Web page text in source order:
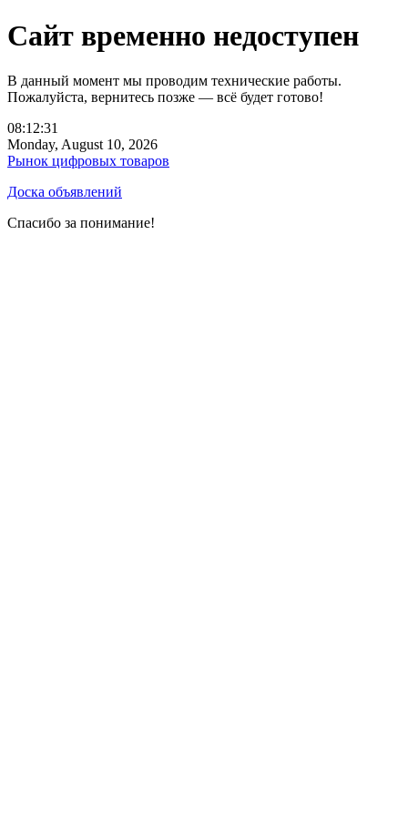
Сайт временно недоступен
В данный момент мы проводим технические работы.
Пожалуйста, вернитесь позже — всё будет готово!
08:12:31
Monday, August 10, 2026
Рынок цифровых товаров
Доска объявлений
Спасибо за понимание!